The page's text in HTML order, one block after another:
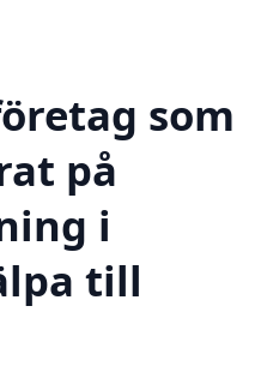
som
på
i
till